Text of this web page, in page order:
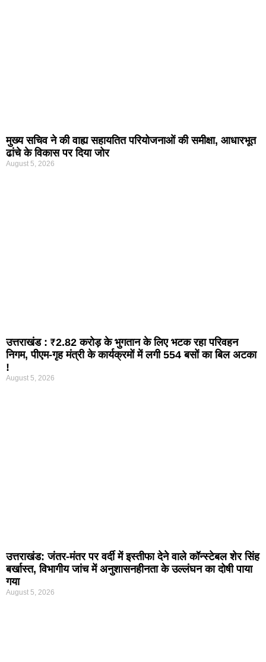
मुख्य सचिव ने की वाह्य सहायतित परियोजनाओं की समीक्षा, आधारभूत
ढांचे के विकास पर दिया जोर
August 5, 2026
उत्तराखंड : ₹2.82 करोड़ के भुगतान के लिए भटक रहा परिवहन
निगम, पीएम-गृह मंत्री के कार्यक्रमों में लगी 554 बसों का बिल अटका
!
August 5, 2026
उत्तराखंड: जंतर-मंतर पर वर्दी में इस्तीफा देने वाले कॉन्स्टेबल शेर सिंह
बर्खास्त, विभागीय जांच में अनुशासनहीनता के उल्लंघन का दोषी पाया
गया
August 5, 2026